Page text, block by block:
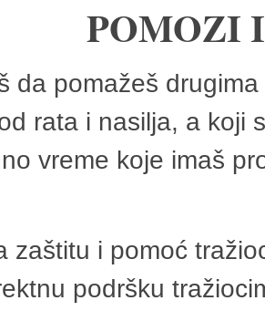
POMOZI
da pomažeš
rata i nasilja, a koji
vreme koje imaš
zaštitu i pomoć
podršku